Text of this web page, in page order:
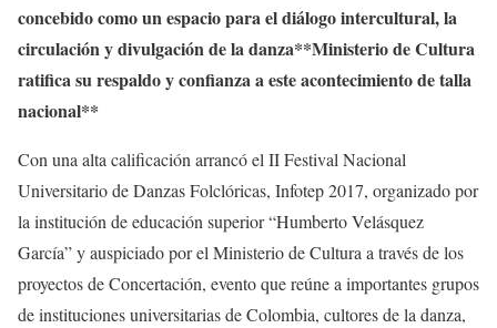
concebido como un espacio para el diálogo intercultural, la
circulación y divulgación de la danza**Ministerio de Cultura
ratifica su respaldo y confianza a este acontecimiento de talla
nacional**
Con una alta calificación arrancó el II Festival Nacional
Universitario de Danzas Folclóricas, Infotep 2017, organizado por
la institución de educación superior “Humberto Velásquez
García” y auspiciado por el Ministerio de Cultura a través de los
proyectos de Concertación, evento que reúne a importantes grupos
de instituciones universitarias de Colombia, cultores de la danza,